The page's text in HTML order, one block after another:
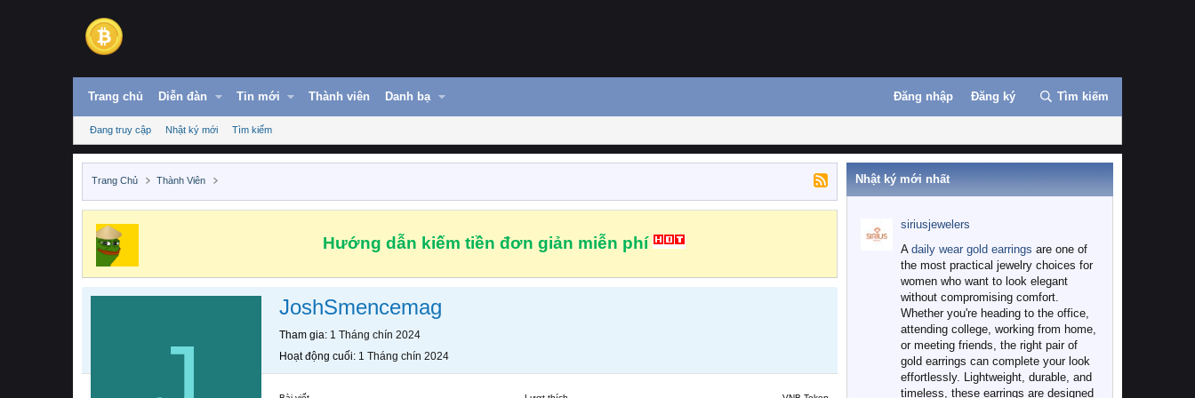
Trang chủ Diễn đàn Tin mới Thành viên Danh bạ Đăng nhập Đăng ký Tìm kiếm
Đang truy cập Nhật ký mới Tìm kiếm
Trang Chủ Thành Viên
Hướng dẫn kiếm tiền đơn giản miễn phí
JoshSmencemag
Tham gia 1 Tháng chín 2024
Hoạt động cuối 1 Tháng chín 2024
Nhật ký mới nhất
siriusjewelers
A daily wear gold earrings are one of
the most practical jewelry choices for
women who want to look elegant
without compromising comfort.
Whether you're heading to the office,
attending college, working from home,
or meeting friends, the right pair of
gold earrings can complete your look
effortlessly. Lightweight, durable, and
timeless, these earrings are designed